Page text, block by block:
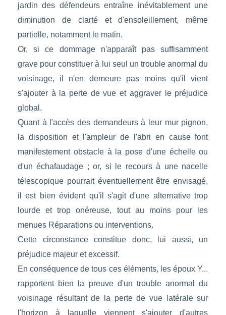
jardin des défendeurs entraîne inévitablement une
diminution de clarté et d'ensoleillement, même
partielle, notamment le matin.
Or, si ce dommage n'apparaît pas suffisamment
grave pour constituer à lui seul un trouble anormal du
voisinage, il n'en demeure pas moins qu'il vient
s'ajouter à la perte de vue et aggraver le préjudice
global.
Quant à l'accès des demandeurs à leur mur pignon,
la disposition et l'ampleur de l'abri en cause font
manifestement obstacle à la pose d'une échelle ou
d'un échafaudage ; or, si le recours à une nacelle
télescopique pourrait éventuellement être envisagé,
il est bien évident qu'il s'agit d'une alternative trop
lourde et trop onéreuse, tout au moins pour les
menues Réparations ou interventions.
Cette circonstance constitue donc, lui aussi, un
préjudice majeur et excessif.
En conséquence de tous ces éléments, les époux Y...
rapportent bien la preuve d'un trouble anormal du
voisinage résultant de la perte de vue latérale sur
l'horizon à laquelle viennent s'ajouter d'autres